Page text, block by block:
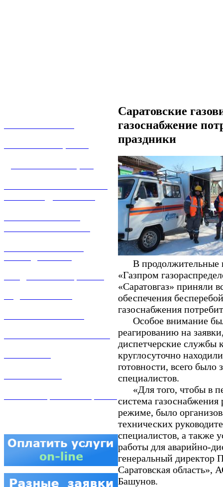
Саратовские
газоснабжение
праздники
В продолжительные
«Газпром
«Саратовгаз» приняли
обеспечения
газоснабжения
Особое внимание
реагированию на
диспетчерские службы
круглосуточно
готовности, всего было
специалистов.
«Для того, чтобы в
система
режиме, было
технических
специалистов, а также
работы для аварийно-
генеральный директор
Саратовская область»,
Башунов.